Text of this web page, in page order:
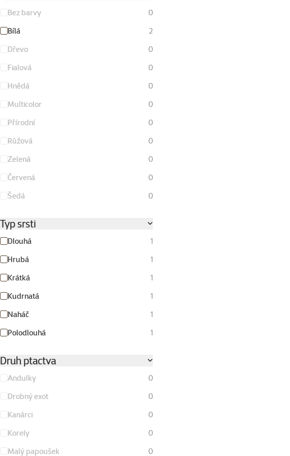
Bez barvy
0
Bílá
2
Dřevo
0
Fialová
0
Hnědá
0
Multicolor
0
Přírodní
0
Růžová
0
Zelená
0
Červená
0
Šedá
0
Typ srsti
Dlouhá
1
Hrubá
1
Krátká
1
Kudrnatá
1
Naháč
1
Polodlouhá
1
Druh ptactva
Andulky
0
Drobný exot
0
Kanárci
0
Korely
0
Malý papoušek
0